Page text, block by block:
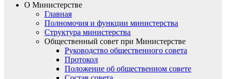
О Министерстве
Главная
Полномочия и функции министерства
Структура министерства
Общественный совет при Министерстве
Руководство общественного совета
Протокол
Положение об общественном совете